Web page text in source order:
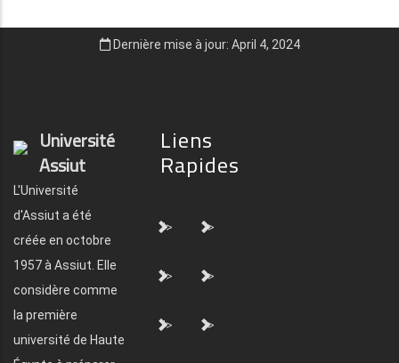
Dernière mise à jour: April 4, 2024
Université
Assiut
L'Université
d'Assiut a été
créée en octobre
1957 à Assiut. Elle
considère comme
la première
université de Haute
Liens
Rapides
"> ">
"> ">
"> ">